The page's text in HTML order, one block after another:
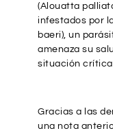
(Alouatta
infestados por
baeri), un
amenaza su
situación crítica
Gracias a las
una nota